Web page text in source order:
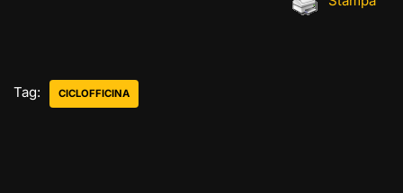
Tag: CICLOFFICINA